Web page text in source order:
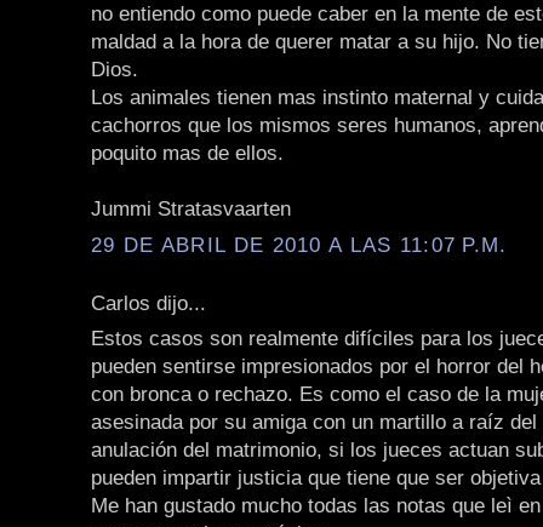
no entiendo como puede caber en la mente de
maldad a la hora de querer matar a su hijo. No
Dios.
Los animales tienen mas instinto maternal y
cachorros que los mismos seres humanos,
poquito mas de ellos.
Jummi Stratasvaarten
29 DE ABRIL DE 2010 A LAS 11:07 P.M.
Carlos dijo...
Estos casos son realmente difíciles para los
pueden sentirse impresionados por el horror del
con bronca o rechazo. Es como el caso de la
asesinada por su amiga con un martillo a raíz
anulación del matrimonio, si los jueces actuan
pueden impartir justicia que tiene que ser
Me han gustado mucho todas las notas que leì